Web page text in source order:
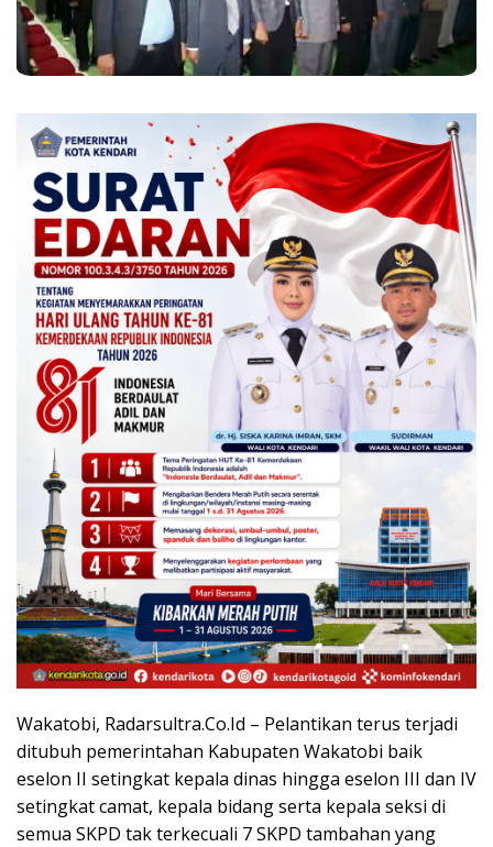
Wakatobi, Radarsultra.Co.Id – Pelantikan terus terjadi
ditubuh pemerintahan Kabupaten Wakatobi baik
eselon II setingkat kepala dinas hingga eselon III dan IV
setingkat camat, kepala bidang serta kepala seksi di
semua SKPD tak terkecuali 7 SKPD tambahan yang